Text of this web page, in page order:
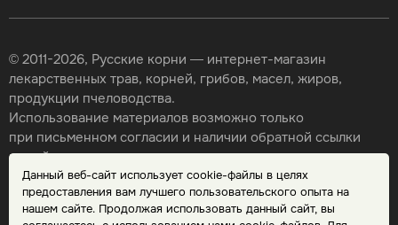
Данный веб-сайт использует cookie-файлы в целях
предоставления вам лучшего пользовательского опыта на
нашем сайте. Продолжая использовать данный сайт, вы
© 2011-2026, Русские корни — интернет-магазин
лекарственных трав, корней, грибов, масел, жиров,
продукции пчеловодства.
Использование материалов возможно только
при письменном согласии и наличии обратной ссылки
на сайт.
Карта сайта
Политика конфиденциальности
Публичная оферта